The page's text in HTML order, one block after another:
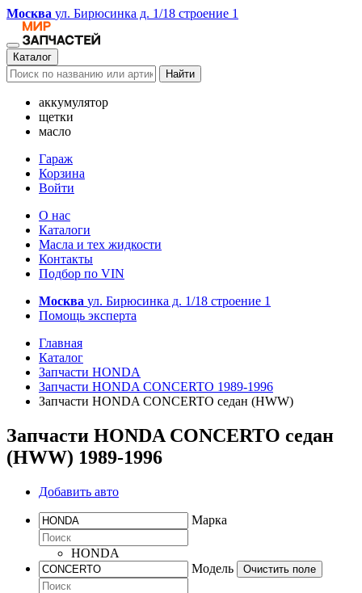
Москва ул. Бирюсинка д. 1/18 строение 1
Каталог
Найти
аккумулятор
щетки
масло
Гараж
Корзина
Войти
О нас
Каталоги
Масла и тех жидкости
Контакты
Подбор по VIN
Москва ул. Бирюсинка д. 1/18 строение 1
Помощь эксперта
Главная
Каталог
Запчасти HONDA
Запчасти HONDA CONCERTO 1989-1996
Запчасти HONDA CONCERTO седан (HWW)
Запчасти HONDA CONCERTO седан
(HWW) 1989-1996
Добавить авто
Марка
HONDA
Модель
Очистить поле